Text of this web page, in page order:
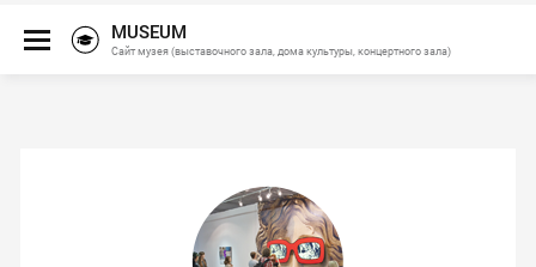
MUSEUM
Сайт музея (выставочного зала, дома культуры, концертного зала)